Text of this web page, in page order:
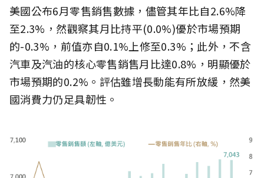
美國公布6月零售銷售數據，儘管其年比自2.6%降
至2.3%，然觀察其月比持平(0.0%)優於市場預期
的-0.3%，前值亦自0.1%上修至0.3%；此外，不含
汽車及汽油的核心零售銷售月比達0.8%，明顯優於
市場預期的0.2%。評估雖增長動能有所放緩，然美
國消費力仍足具韌性。